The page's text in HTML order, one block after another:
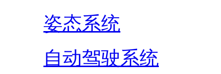
姿态系统
自动驾驶系统